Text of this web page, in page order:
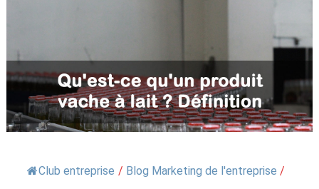
Club entreprise / Blog Marketing de l'entreprise /